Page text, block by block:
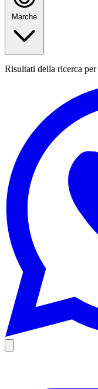
Marche
Risultati della ricerca per